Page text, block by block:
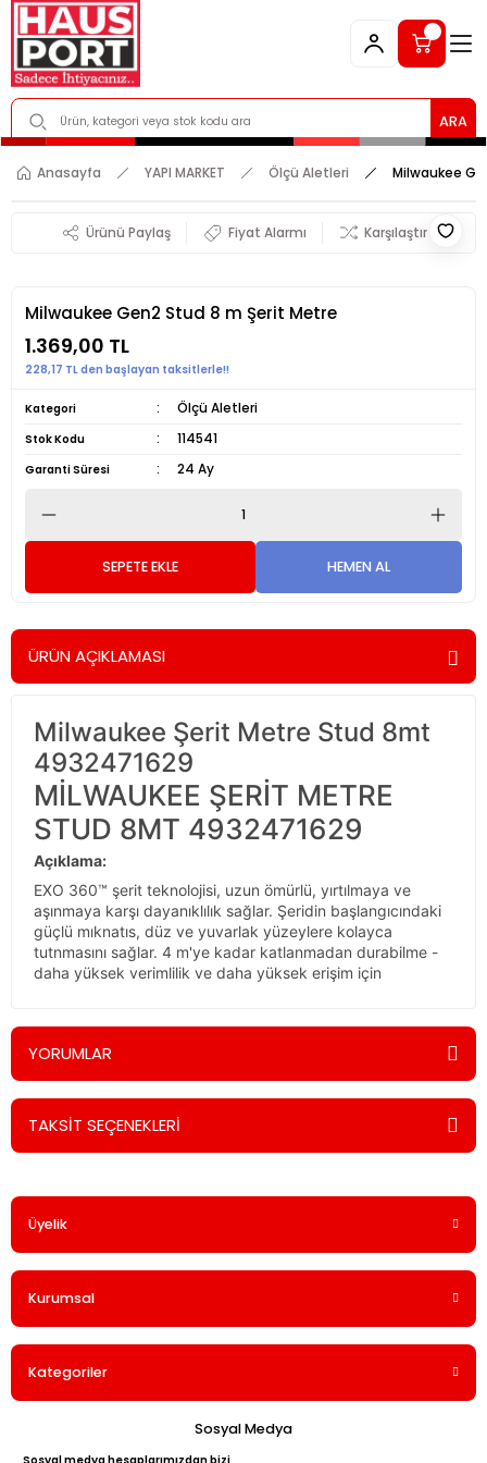
ARA
Anasayfa YAPI MARKET Ölçü Aletleri Milwaukee
Ürünü Paylaş Fiyat Alarmı Karşılaştır
Milwaukee Gen2 Stud 8 m Şerit Metre
1.369,00 TL
228,17 TL den başlayan taksitlerle!!
Kategori Ölçü Aletleri
Stok Kodu 114541
Garanti Süresi 24 Ay
SEPETE EKLE HEMEN AL
ÜRÜN AÇIKLAMASI
Milwaukee Şerit Metre Stud 8mt
4932471629
MİLWAUKEE ŞERİT METRE
STUD 8MT 4932471629
Açıklama:
EXO 360™ şerit teknolojisi, uzun ömürlü, yırtılmaya ve
aşınmaya karşı dayanıklılık sağlar. Şeridin başlangıcındaki
güçlü mıknatıs, düz ve yuvarlak yüzeylere kolayca
tutnmasını sağlar. 4 m'ye kadar katlanmadan durabilme -
daha yüksek verimlilik ve daha yüksek erişim için
YORUMLAR
Bu ürüne ilk yorumu siz yapın!
TAKSİT SEÇENEKLERİ
Üyelik
Kurumsal
Kategoriler
Sosyal Medya